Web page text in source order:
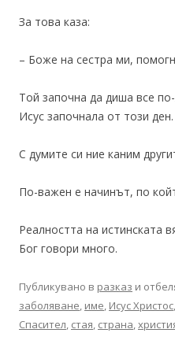
За това каза:
– Боже на сестра ми,
Той започна да диша все
Исус започнала от този ден.
С думите си ние каним
По-важен е начинът, по
Реалността на истинската
Бог говори много.
Публикувано в разказ и
заболяване, име, Исус Христос,
Спасител, стая, страна,